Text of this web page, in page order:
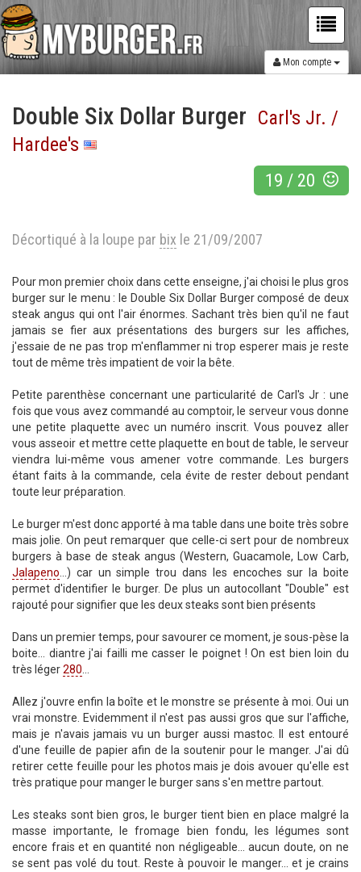
Mon compte
Double Six Dollar Burger Carl's Jr. /
Hardee's
19 / 20
Décortiqué à la loupe par bix le 21/09/2007
Pour mon premier choix dans cette enseigne, j'ai choisi le plus gros
burger sur le menu : le Double Six Dollar Burger composé de deux
steak angus qui ont l'air énormes. Sachant très bien qu'il ne faut
jamais se fier aux présentations des burgers sur les affiches,
j'essaie de ne pas trop m'enflammer ni trop esperer mais je reste
tout de même très impatient de voir la bête.
Petite parenthèse concernant une particularité de Carl's Jr : une
fois que vous avez commandé au comptoir, le serveur vous donne
une petite plaquette avec un numéro inscrit. Vous pouvez aller
vous asseoir et mettre cette plaquette en bout de table, le serveur
viendra lui-même vous amener votre commande. Les burgers
étant faits à la commande, cela évite de rester debout pendant
toute leur préparation.
Le burger m'est donc apporté à ma table dans une boite très sobre
mais jolie. On peut remarquer que celle-ci sert pour de nombreux
burgers à base de steak angus (Western, Guacamole, Low Carb,
Jalapeno ...) car un simple trou dans les encoches sur la boite
permet d'identifier le burger. De plus un autocollant "Double" est
rajouté pour signifier que les deux steaks sont bien présents
Dans un premier temps, pour savourer ce moment, je sous-pèse la
boite... diantre j'ai failli me casser le poignet ! On est bien loin du
très léger280
Allez j'ouvre enfin la boîte et le monstre se présente à moi. Oui un
vrai monstre. Evidemment il n'est pas aussi gros que sur l'affiche,
mais je n'avais jamais vu un burger aussi mastoc. Il est entouré
d'une feuille de papier afin de la soutenir pour le manger. J'ai dû
retirer cette feuille pour les photos mais je dois avouer qu'elle est
très pratique pour manger le burger sans s'en mettre partout.
Les steaks sont bien gros, le burger tient bien en place malgré la
masse importante, le fromage bien fondu, les légumes sont
encore frais et en quantité non négligeable... aucun doute, on ne
se sent pas volé du tout. Reste à pouvoir le manger... et je crains